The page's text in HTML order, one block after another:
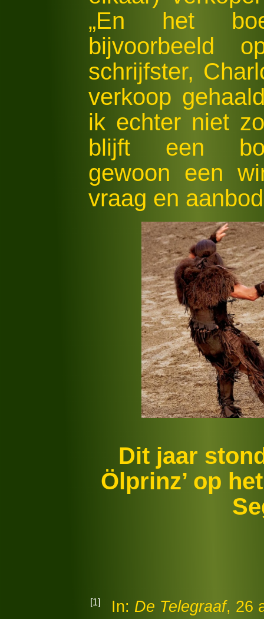
„En het
bijvoorbeeld
schrijfster,
verkoop
ik echter niet
blijft een
gewoon een
vraag en
Dit jaar
Ölprinz’ op
[1] In: De Telegraaf, 26